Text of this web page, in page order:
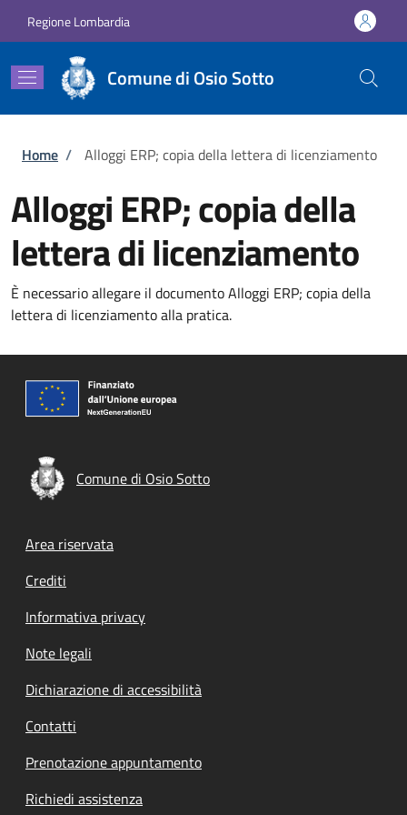
Regione Lombardia
Comune di Osio Sotto
Briciole di pane
Home / Alloggi ERP; copia della lettera di licenziamento
Alloggi ERP; copia della
lettera di licenziamento
È necessario allegare il documento Alloggi ERP; copia della
lettera di licenziamento alla pratica.
Comune di Osio Sotto
Footer menu
Area riservata
Crediti
Informativa privacy
Note legali
Dichiarazione di accessibilità
Contatti
Prenotazione appuntamento
Richiedi assistenza